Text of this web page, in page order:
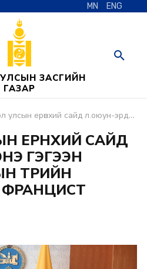
MN ENG
ЗАСГИЙН
ГАЗАР
сайд л.оюун-эрдэнэ гэгээн ширээт улсын төрийн тэргүүн пап францист бараалхав
ЕРӨНХИЙ САЙД
ГЭГЭЭН
ТӨРИЙН
ФРАНЦИСТ